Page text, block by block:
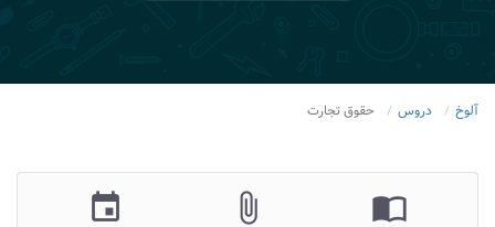
آلوخ دروس حقوق تجارت
import_contacts
attach_file
insert_invitation